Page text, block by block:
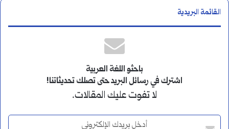
القائمة البريدية
باحثو اللغة العربية
اشترك في رسائل البريد حتى تصلك تحديثاتنا!
لا تفوت عليك المقالات.